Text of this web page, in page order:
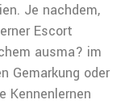
Je nachdem,
Escort
ausma? im
Gemarkung oder
Kennenlernen